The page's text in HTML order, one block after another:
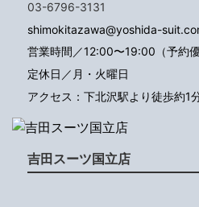
03-6796-3131
shimokitazawa@yoshida-
営業時間／12:00〜19:00（予約優
定休日／月・火曜日
アクセス：下北沢駅より徒歩約1
吉田スーツ国立店